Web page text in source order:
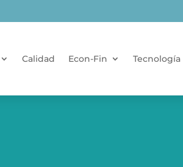
Calidad Econ-Fin Tecnología